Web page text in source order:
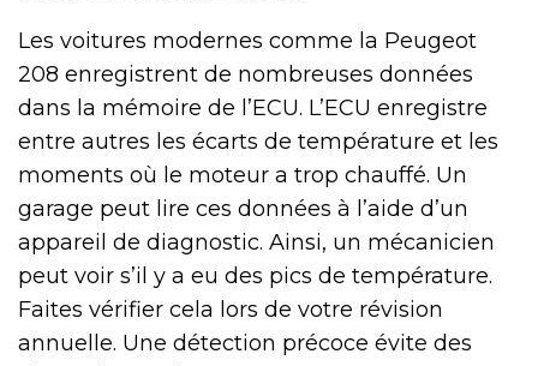
Les voitures modernes comme la Peugeot
208 enregistrent de nombreuses données
dans la mémoire de l’ECU. L’ECU enregistre
entre autres les écarts de température et les
moments où le moteur a trop chauffé. Un
garage peut lire ces données à l’aide d’un
appareil de diagnostic. Ainsi, un mécanicien
peut voir s’il y a eu des pics de température.
Faites vérifier cela lors de votre révision
annuelle. Une détection précoce évite des